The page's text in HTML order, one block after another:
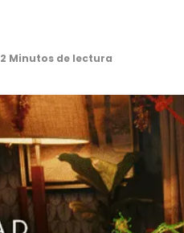
2 Minutos de lectura